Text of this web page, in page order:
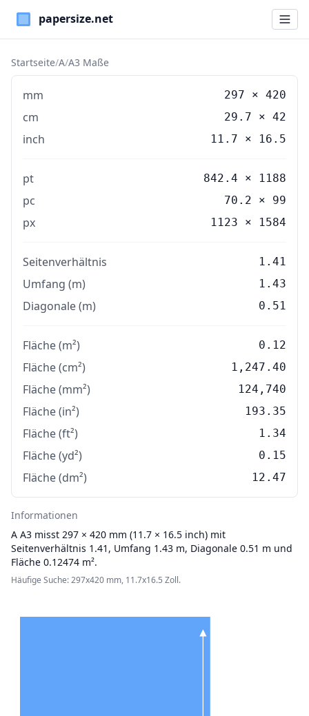
Paper Sizes
Startseite/A/A3 Maße
mm 297 × 420
cm 29.7 × 42
inch 11.7 × 16.5
pt 842.4 × 1188
pc 70.2 × 99
px 1123 × 1584
Seitenverhältnis 1.41
Umfang (m) 1.43
Diagonale (m) 0.51
Fläche (m²) 0.12
Fläche (cm²) 1,247.40
Fläche (mm²) 124,740
Fläche (in²) 193.35
Fläche (ft²) 1.34
Fläche (yd²) 0.15
Fläche (dm²) 12.47
Informationen
A A3 misst 297 × 420 mm (11.7 × 16.5 inch) mit
Seitenverhältnis 1.41, Umfang 1.43 m, Diagonale 0.51 m und
Fläche 0.12474 m².
Häufige Suche: 297x420 mm, 11.7x16.5 Zoll.